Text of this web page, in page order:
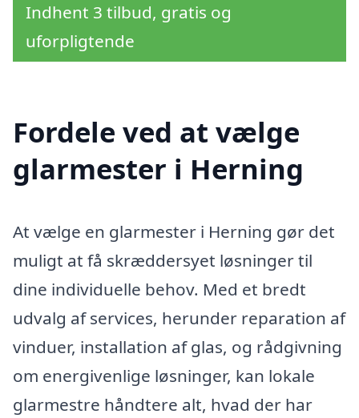
Indhent 3 tilbud, gratis og
uforpligtende
Fordele ved at vælge
glarmester i Herning
At vælge en glarmester i Herning gør det
muligt at få skræddersyet løsninger til
dine individuelle behov. Med et bredt
udvalg af services, herunder reparation af
vinduer, installation af glas, og rådgivning
om energivenlige løsninger, kan lokale
glarmestre håndtere alt, hvad der har